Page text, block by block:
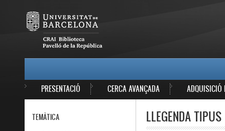
PRESENTACIÓ CERCA AVANÇADA ADQUISICIÓ
LLEGENDA
TEMÀTICA